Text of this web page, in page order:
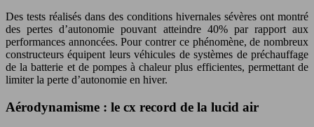
Des tests réalisés dans des conditions hivernales sévères ont montré
des pertes d’autonomie pouvant atteindre 40% par rapport aux
performances annoncées. Pour contrer ce phénomène, de nombreux
constructeurs équipent leurs véhicules de systèmes de préchauffage
de la batterie et de pompes à chaleur plus efficientes, permettant de
limiter la perte d’autonomie en hiver.
Aérodynamisme : le cx record de la lucid air